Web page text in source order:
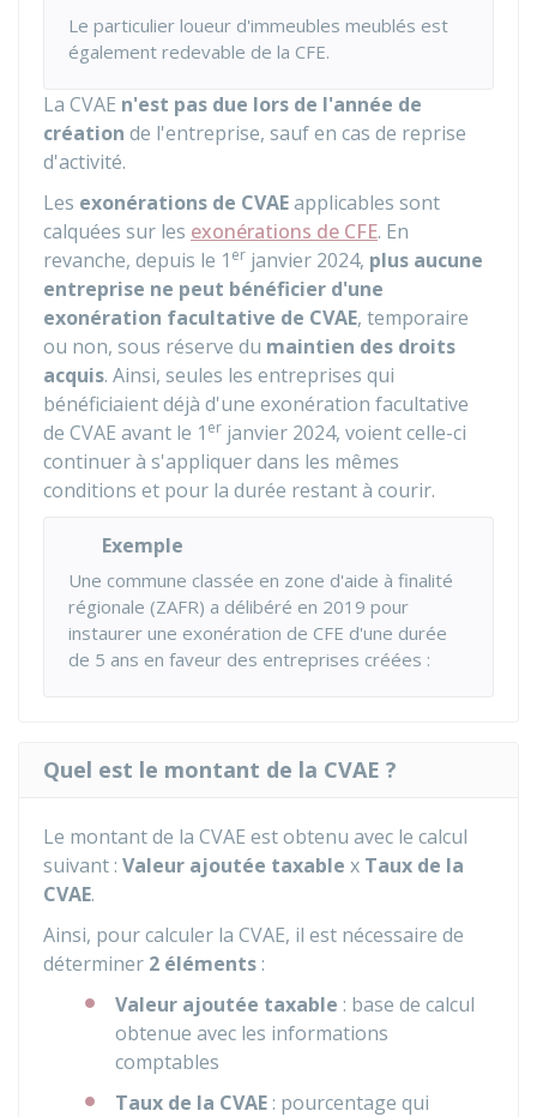
Le particulier loueur d'immeubles meublés est
également redevable de la CFE.
La CVAE n'est pas due lors de l'année de
création de l'entreprise, sauf en cas de reprise
d'activité.
Les exonérations de CVAEapplicables sont
calquées sur les exonérations de CFE. En
revanche, depuis le 1 er janvier 2024, plus aucune
entreprise ne peut bénéficier d'une
exonération facultative de CVAE, temporaire
ou non, sous réserve du maintien des droits
acquis. Ainsi, seules les entreprises qui
bénéficiaient déjà d'une exonération facultative
de CVAE avant le 1 er janvier 2024, voient celle-ci
continuer à s'appliquer dans les mêmes
conditions et pour la durée restant à courir.
Exemple
Une commune classée en zone d'aide à finalité
régionale (ZAFR) a délibéré en 2019 pour
instaurer une exonération de CFE d'une durée
de 5 ans en faveur des entreprises créées :
Quel est le montant de la CVAE ?
Le montant de la CVAE est obtenu avec le calcul
suivant : Valeur ajoutée taxable x Taux de la
CVAE.
Ainsi, pour calculer la CVAE, il est nécessaire de
déterminer 2 éléments :
Valeur ajoutée taxable : base de calcul
obtenue avec les informations
comptables
Taux de la CVAE : pourcentage qui